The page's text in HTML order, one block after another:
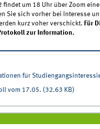
findet um 18 Uhr über Zoom
Sie sich vorher bei Interesse
kurz voher verschickt. Für
zur Information.
für
vom 17.05. (32.63 KB)